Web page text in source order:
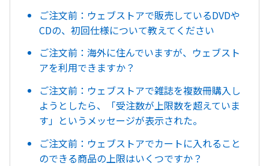
ご注文前：ウェブストアで販売しているDVDや
CDの、初回仕様について教えてください
ご注文前：海外に住んでいますが、ウェブスト
アを利用できますか？
ご注文前：ウェブストアで雑誌を複数冊購入し
ようとしたら、「受注数が上限数を超えていま
す」というメッセージが表示された。
ご注文前：ウェブストアでカートに入れること
のできる商品の上限はいくつですか？